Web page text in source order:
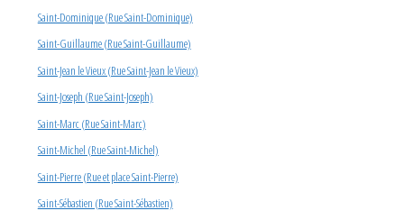
Saint-Dominique (Rue Saint-Dominique)
Saint-Guillaume (Rue Saint-Guillaume)
Saint-Jean le Vieux (Rue Saint-Jean le Vieux)
Saint-Joseph (Rue Saint-Joseph)
Saint-Marc (Rue Saint-Marc)
Saint-Michel (Rue Saint-Michel)
Saint-Pierre (Rue et place Saint-Pierre)
Saint-Sébastien (Rue Saint-Sébastien)